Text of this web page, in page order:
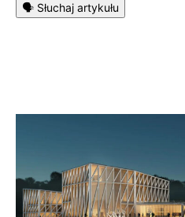
🗣️ Słuchaj artykułu